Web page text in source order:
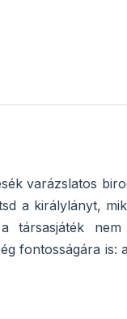
varázslatos
a királylányt,
társasjáték
fontosságára